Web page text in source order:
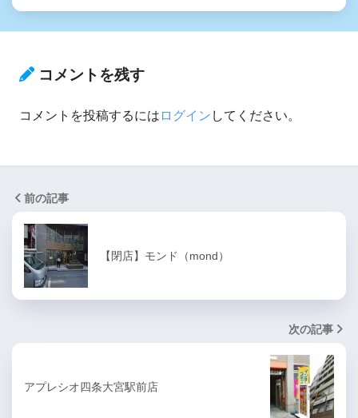
コメントを残す
コメントを投稿するには ログイン してください。
前の記事
【閉店】モンド（mond）
次の記事
アプレシオ四条大宮駅前店